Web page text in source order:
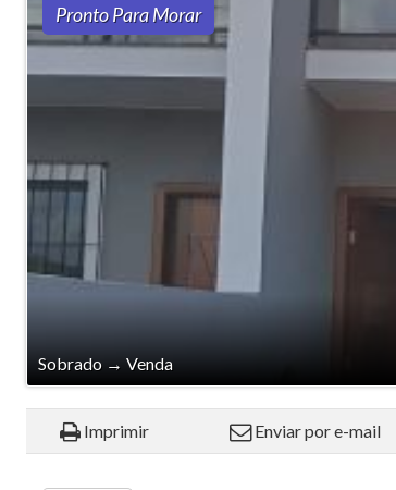
Pronto Para Morar
Sobrado → Venda
Imprimir Enviar por e-mail